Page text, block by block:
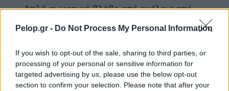
Pelop.gr - Do Not Process My Personal Information
If you wish to opt-out of the sale, sharing to third parties, or
processing of your personal or sensitive information for
targeted advertising by us, please use the below opt-out
section to confirm your selection. Please note that after your
Απλή σωματική βλάβη από αμέλεια από
Αφορά 35
κατηγορούμενους.
Παράβαση καθήκοντος (Πλημμέλημα):Αφορά 3
κατηγορούμενους.